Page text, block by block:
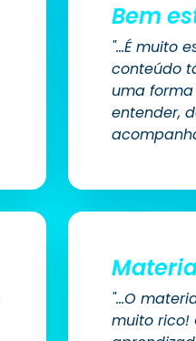
Bem
"...É muito
conteúdo
uma
entender,
"...O
muito rico!